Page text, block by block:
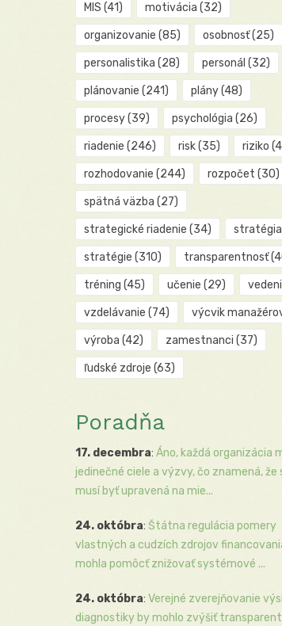
MIS (41) motivácia (32)
organizovanie (85) osobnosť(25)
personalistika (28) personál (32)
plánovanie (241) plány(48)
procesy(39) psychológia (26)
riadenie (246) risk(35) riziko
rozhodovanie (244) rozpočet (30)
spätná väzba (27)
strategické riadenie (34) stratégia
stratégie (310) transparentnosť
tréning (45) učenie (29)
vzdelávanie (74) výcvik
výroba (42) zamestnanci (37)
ľudské zdroje (63)
Poradňa
17. decembra: Áno, každá organizácia
jedinečné ciele a výzvy, čo znamená,
musí byť upravená na mie...
24. októbra: Štátna regulácia pomery
vlastných a cudzích zdrojov
mohla pomôcť znižovať systémové ...
24. októbra: Verejné zverejňovanie
diagnostiky by mohlo zvýšiť